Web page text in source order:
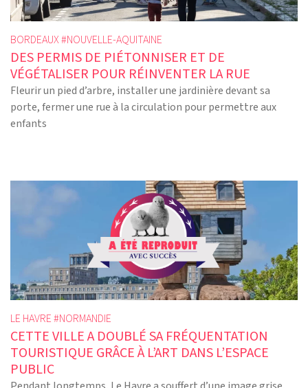
BORDEAUX #NOUVELLE-AQUITAINE
DES PERMIS DE PIÉTONNISER ET DE
VÉGÉTALISER POUR RÉINVENTER LA RUE
Fleurir un pied d’arbre, installer une jardinière devant sa
porte, fermer une rue à la circulation pour permettre aux
enfants
LE HAVRE #NORMANDIE
CETTE VILLE A DOUBLÉ SA FRÉQUENTATION
TOURISTIQUE GRÂCE À L’ART DANS L’ESPACE
PUBLIC